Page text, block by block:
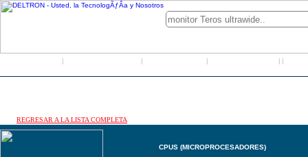
| | | | |
REGRESAR A LA LISTA COMPLETA
CPUS (MICROPROCESADORES)